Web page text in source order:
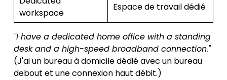
workspace
Espace de travail dédié
"I have a dedicated home office with a standing
desk and a high-speed broadband connection."
(J'ai un bureau à domicile dédié avec un bureau
debout et une connexion haut débit.)